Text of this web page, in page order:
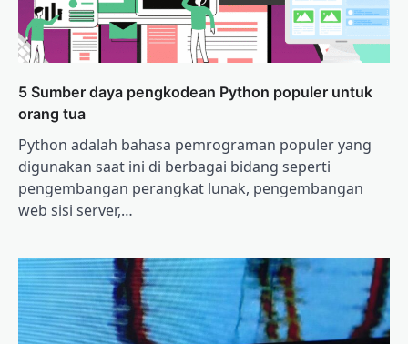
5 Sumber daya pengkodean Python populer untuk
orang tua
Python adalah bahasa pemrograman populer yang
digunakan saat ini di berbagai bidang seperti
pengembangan perangkat lunak, pengembangan
web sisi server,…